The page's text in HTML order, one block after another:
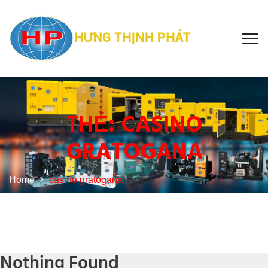
THẺ:CASINO
GRATOGANA
Home casino gratogana